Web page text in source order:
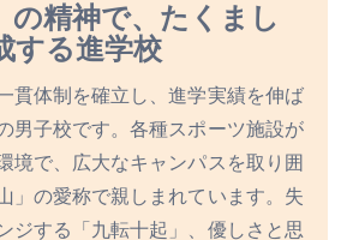
の精神で、たくまし
する進学校
貫体制を確立し、進学実績を伸ば
男子校です。各種スポーツ施設が
境で、広大なキャンパスを取り囲
」の愛称で親しまれています。失
ジする「九転十起」、優しさと思